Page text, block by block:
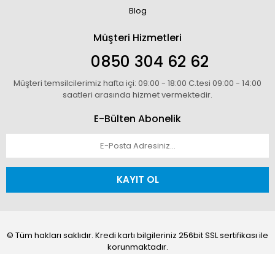
Blog
Müşteri Hizmetleri
0850 304 62 62
Müşteri temsilcilerimiz hafta içi: 09:00 - 18:00 C.tesi 09:00 - 14:00
saatleri arasında hizmet vermektedir.
E-Bülten Abonelik
KAYIT OL
© Tüm hakları saklıdır. Kredi kartı bilgileriniz 256bit SSL sertifikası ile
korunmaktadır.